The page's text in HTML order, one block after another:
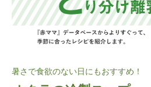
暑さで食欲のない日にもおすすめ！